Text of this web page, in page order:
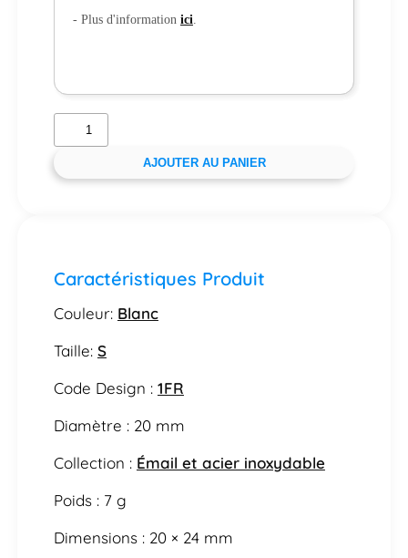
- Plus d'information ici.
AJOUTER AU PANIER
Caractéristiques Produit
Couleur: Blanc
Taille: S
Code Design : 1FR
Diamètre : 20 mm
Collection : Émail et acier inoxydable
Poids : 7 g
Dimensions : 20 × 24 mm